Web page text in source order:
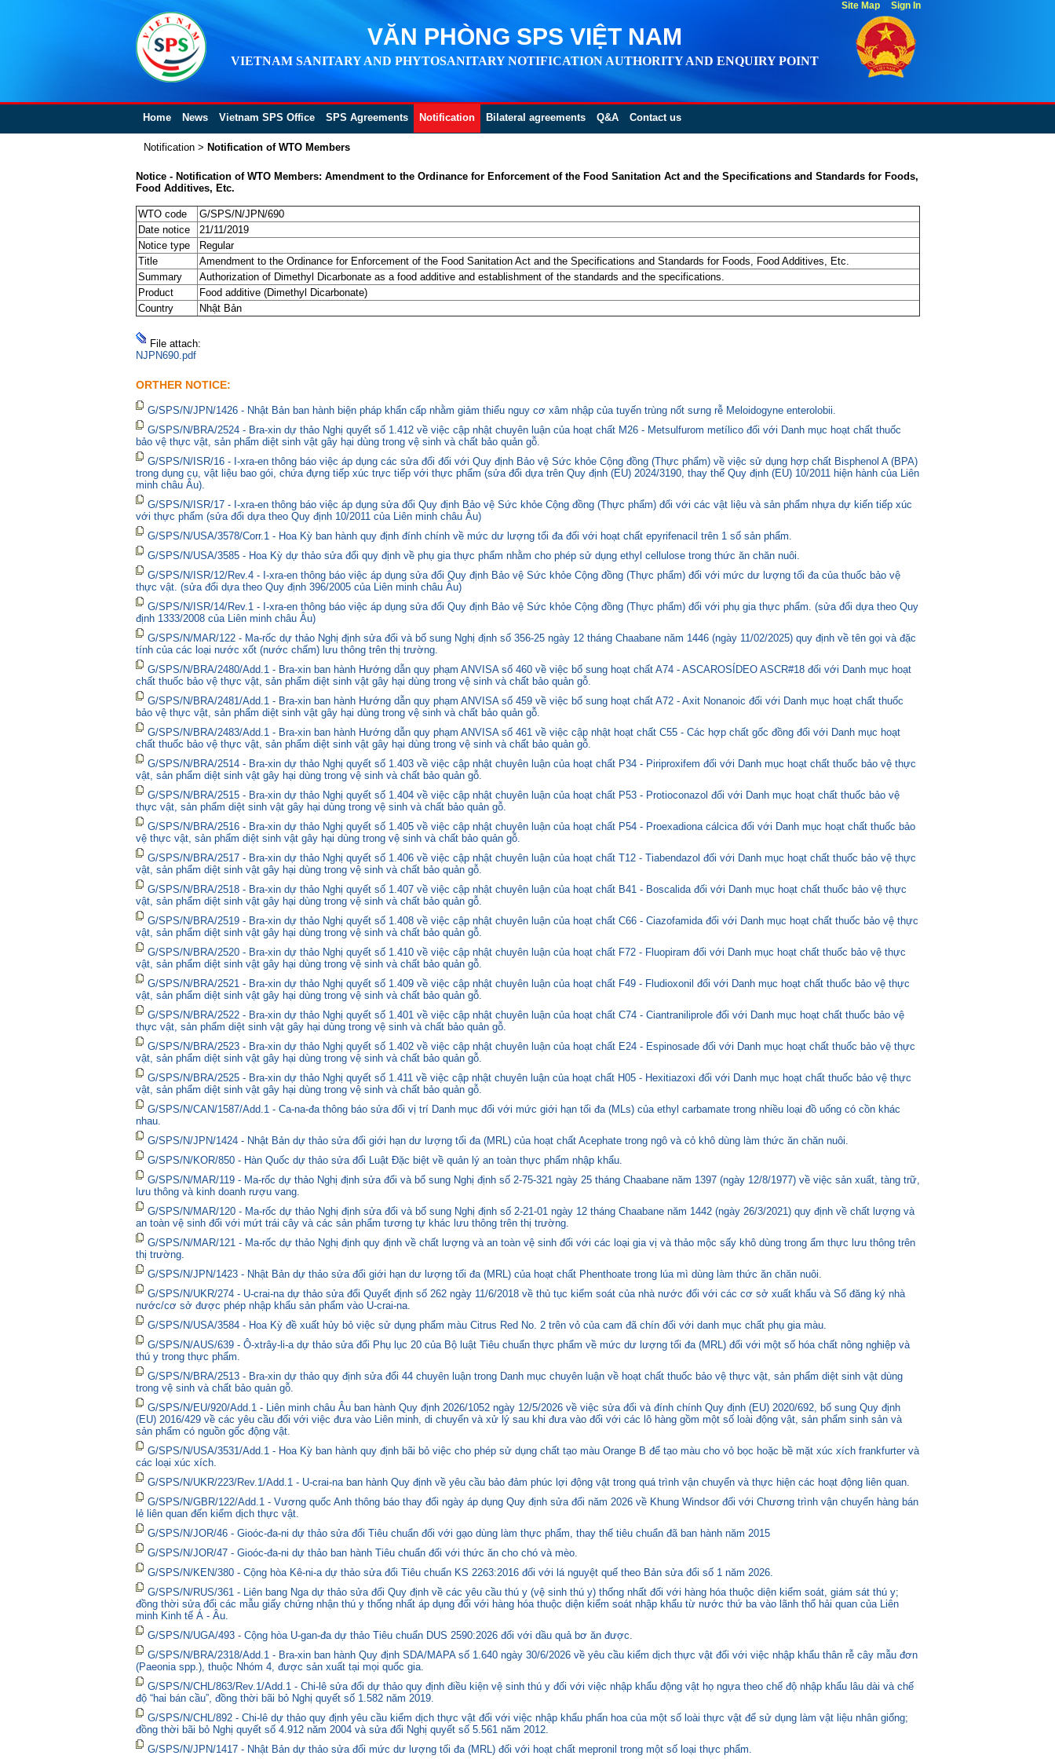
VĂN PHÒNG SPS VIỆT NAM
VIETNAM SANITARY AND PHYTOSANITARY NOTIFICATION AUTHORITY AND ENQUIRY POINT
Home News Vietnam SPS Office SPS Agreements Notification Bilateral agreements Q&A Contact us
Notification> Notification of WTO Members
Notice - Notification of WTO Members: Amendment to the Ordinance for Enforcement of the Food Sanitation Act and the Specifications and Standards for Foods,
Food Additives, Etc.
WTO code
G/SPS/N/JPN/690
Date notice
21/11/2019
Notice type
Regular
Title
Amendment to the Ordinance for Enforcement of the Food Sanitation Act and the Specifications and Standards for Foods, Food Additives, Etc.
Summary
Authorization of Dimethyl Dicarbonate as a food additive and establishment of the standards and the specifications.
Product
Food additive (Dimethyl Dicarbonate)
Country
Nhật Bản
File attach:
NJPN690.pdf
ORTHER NOTICE:
G/SPS/N/JPN/1426 - Nhật Bản ban hành biện pháp khẩn cấp nhằm giảm thiểu nguy cơ xâm nhập của tuyến trùng nốt sưng rễ Meloidogyne enterolobii.
G/SPS/N/BRA/2524 - Bra-xin dự thảo Nghị quyết số 1.412 về việc cập nhật chuyên luận của hoạt chất M26 - Metsulfurom metílico đối với Danh mục hoạt chất thuốc
bảo vệ thực vật, sản phẩm diệt sinh vật gây hại dùng trong vệ sinh và chất bảo quản gỗ.
G/SPS/N/ISR/16 - I-xra-en thông báo việc áp dụng các sửa đổi đối với Quy định Bảo vệ Sức khỏe Cộng đồng (Thực phẩm) về việc sử dụng hợp chất Bisphenol A (BPA)
trong dụng cụ, vật liệu bao gói, chứa đựng tiếp xúc trực tiếp với thực phẩm (sửa đổi dựa trên Quy định (EU) 2024/3190, thay thế Quy định (EU) 10/2011 hiện hành của Liên
minh châu Âu).
G/SPS/N/ISR/17 - I-xra-en thông báo việc áp dụng sửa đổi Quy định Bảo vệ Sức khỏe Cộng đồng (Thực phẩm) đối với các vật liệu và sản phẩm nhựa dự kiến tiếp xúc
với thực phẩm (sửa đổi dựa theo Quy định 10/2011 của Liên minh châu Âu)
G/SPS/N/USA/3578/Corr.1 - Hoa Kỳ ban hành quy định đính chính về mức dư lượng tối đa đối với hoạt chất epyrifenacil trên 1 số sản phẩm.
G/SPS/N/USA/3585 - Hoa Kỳ dự thảo sửa đổi quy định về phụ gia thực phẩm nhằm cho phép sử dụng ethyl cellulose trong thức ăn chăn nuôi.
G/SPS/N/ISR/12/Rev.4 - I-xra-en thông báo việc áp dụng sửa đổi Quy định Bảo vệ Sức khỏe Cộng đồng (Thực phẩm) đối với mức dư lượng tối đa của thuốc bảo vệ
thực vật. (sửa đổi dựa theo Quy định 396/2005 của Liên minh châu Âu)
G/SPS/N/ISR/14/Rev.1 - I-xra-en thông báo việc áp dụng sửa đổi Quy định Bảo vệ Sức khỏe Cộng đồng (Thực phẩm) đối với phụ gia thực phẩm. (sửa đổi dựa theo Quy
định 1333/2008 của Liên minh châu Âu)
G/SPS/N/MAR/122 - Ma-rốc dự thảo Nghị định sửa đổi và bổ sung Nghị định số 356-25 ngày 12 tháng Chaabane năm 1446 (ngày 11/02/2025) quy định về tên gọi và đặc
tính của các loại nước xốt (nước chấm) lưu thông trên thị trường.
G/SPS/N/BRA/2480/Add.1 - Bra-xin ban hành Hướng dẫn quy phạm ANVISA số 460 về việc bổ sung hoạt chất A74 - ASCAROSÍDEO ASCR#18 đối với Danh mục hoạt
chất thuốc bảo vệ thực vật, sản phẩm diệt sinh vật gây hại dùng trong vệ sinh và chất bảo quản gỗ.
G/SPS/N/BRA/2481/Add.1 - Bra-xin ban hành Hướng dẫn quy phạm ANVISA số 459 về việc bổ sung hoạt chất A72 - Axit Nonanoic đối với Danh mục hoạt chất thuốc
bảo vệ thực vật, sản phẩm diệt sinh vật gây hại dùng trong vệ sinh và chất bảo quản gỗ.
G/SPS/N/BRA/2483/Add.1 - Bra-xin ban hành Hướng dẫn quy phạm ANVISA số 461 về việc cập nhật hoạt chất C55 - Các hợp chất gốc đồng đối với Danh mục hoạt
chất thuốc bảo vệ thực vật, sản phẩm diệt sinh vật gây hại dùng trong vệ sinh và chất bảo quản gỗ.
G/SPS/N/BRA/2514 - Bra-xin dự thảo Nghị quyết số 1.403 về việc cập nhật chuyên luận của hoạt chất P34 - Piriproxifem đối với Danh mục hoạt chất thuốc bảo vệ thực
vật, sản phẩm diệt sinh vật gây hại dùng trong vệ sinh và chất bảo quản gỗ.
G/SPS/N/BRA/2515 - Bra-xin dự thảo Nghị quyết số 1.404 về việc cập nhật chuyên luận của hoạt chất P53 - Protioconazol đối với Danh mục hoạt chất thuốc bảo vệ
thực vật, sản phẩm diệt sinh vật gây hại dùng trong vệ sinh và chất bảo quản gỗ.
G/SPS/N/BRA/2516 - Bra-xin dự thảo Nghị quyết số 1.405 về việc cập nhật chuyên luận của hoạt chất P54 - Proexadiona cálcica đối với Danh mục hoạt chất thuốc bảo
vệ thực vật, sản phẩm diệt sinh vật gây hại dùng trong vệ sinh và chất bảo quản gỗ.
G/SPS/N/BRA/2517 - Bra-xin dự thảo Nghị quyết số 1.406 về việc cập nhật chuyên luận của hoạt chất T12 - Tiabendazol đối với Danh mục hoạt chất thuốc bảo vệ thực
vật, sản phẩm diệt sinh vật gây hại dùng trong vệ sinh và chất bảo quản gỗ.
G/SPS/N/BRA/2518 - Bra-xin dự thảo Nghị quyết số 1.407 về việc cập nhật chuyên luận của hoạt chất B41 - Boscalida đối với Danh mục hoạt chất thuốc bảo vệ thực
vật, sản phẩm diệt sinh vật gây hại dùng trong vệ sinh và chất bảo quản gỗ.
G/SPS/N/BRA/2519 - Bra-xin dự thảo Nghị quyết số 1.408 về việc cập nhật chuyên luận của hoạt chất C66 - Ciazofamida đối với Danh mục hoạt chất thuốc bảo vệ thực
vật, sản phẩm diệt sinh vật gây hại dùng trong vệ sinh và chất bảo quản gỗ.
G/SPS/N/BRA/2520 - Bra-xin dự thảo Nghị quyết số 1.410 về việc cập nhật chuyên luận của hoạt chất F72 - Fluopiram đối với Danh mục hoạt chất thuốc bảo vệ thực
vật, sản phẩm diệt sinh vật gây hại dùng trong vệ sinh và chất bảo quản gỗ.
G/SPS/N/BRA/2521 - Bra-xin dự thảo Nghị quyết số 1.409 về việc cập nhật chuyên luận của hoạt chất F49 - Fludioxonil đối với Danh mục hoạt chất thuốc bảo vệ thực
vật, sản phẩm diệt sinh vật gây hại dùng trong vệ sinh và chất bảo quản gỗ.
G/SPS/N/BRA/2522 - Bra-xin dự thảo Nghị quyết số 1.401 về việc cập nhật chuyên luận của hoạt chất C74 - Ciantraniliprole đối với Danh mục hoạt chất thuốc bảo vệ
thực vật, sản phẩm diệt sinh vật gây hại dùng trong vệ sinh và chất bảo quản gỗ.
G/SPS/N/BRA/2523 - Bra-xin dự thảo Nghị quyết số 1.402 về việc cập nhật chuyên luận của hoạt chất E24 - Espinosade đối với Danh mục hoạt chất thuốc bảo vệ thực
vật, sản phẩm diệt sinh vật gây hại dùng trong vệ sinh và chất bảo quản gỗ.
G/SPS/N/BRA/2525 - Bra-xin dự thảo Nghị quyết số 1.411 về việc cập nhật chuyên luận của hoạt chất H05 - Hexitiazoxi đối với Danh mục hoạt chất thuốc bảo vệ thực
vật, sản phẩm diệt sinh vật gây hại dùng trong vệ sinh và chất bảo quản gỗ.
G/SPS/N/CAN/1587/Add.1 - Ca-na-đa thông báo sửa đổi vị trí Danh mục đối với mức giới hạn tối đa (MLs) của ethyl carbamate trong nhiều loại đồ uống có cồn khác
nhau.
G/SPS/N/JPN/1424 - Nhật Bản dự thảo sửa đổi giới hạn dư lượng tối đa (MRL) của hoạt chất Acephate trong ngô và cỏ khô dùng làm thức ăn chăn nuôi.
G/SPS/N/KOR/850 - Hàn Quốc dự thảo sửa đổi Luật Đặc biệt về quản lý an toàn thực phẩm nhập khẩu.
G/SPS/N/MAR/119 - Ma-rốc dự thảo Nghị định sửa đổi và bổ sung Nghị định số 2-75-321 ngày 25 tháng Chaabane năm 1397 (ngày 12/8/1977) về việc sản xuất, tàng trữ,
lưu thông và kinh doanh rượu vang.
G/SPS/N/MAR/120 - Ma-rốc dự thảo Nghị định sửa đổi và bổ sung Nghị định số 2-21-01 ngày 12 tháng Chaabane năm 1442 (ngày 26/3/2021) quy định về chất lượng và
an toàn vệ sinh đối với mứt trái cây và các sản phẩm tương tự khác lưu thông trên thị trường.
G/SPS/N/MAR/121 - Ma-rốc dự thảo Nghị định quy định về chất lượng và an toàn vệ sinh đối với các loại gia vị và thảo mộc sấy khô dùng trong ẩm thực lưu thông trên
thị trường.
G/SPS/N/JPN/1423 - Nhật Bản dự thảo sửa đổi giới hạn dư lượng tối đa (MRL) của hoạt chất Phenthoate trong lúa mì dùng làm thức ăn chăn nuôi.
G/SPS/N/UKR/274 - U-crai-na dự thảo sửa đổi Quyết định số 262 ngày 11/6/2018 về thủ tục kiểm soát của nhà nước đối với các cơ sở xuất khẩu và Sổ đăng ký nhà
nước/cơ sở được phép nhập khẩu sản phẩm vào U-crai-na.
G/SPS/N/USA/3584 - Hoa Kỳ đề xuất hủy bỏ việc sử dụng phẩm màu Citrus Red No. 2 trên vỏ của cam đã chín đối với danh mục chất phụ gia màu.
G/SPS/N/AUS/639 - Ô-xtrây-li-a dự thảo sửa đổi Phụ lục 20 của Bộ luật Tiêu chuẩn thực phẩm về mức dư lượng tối đa (MRL) đối với một số hóa chất nông nghiệp và
thú y trong thực phẩm.
G/SPS/N/BRA/2513 - Bra-xin dự thảo quy định sửa đổi 44 chuyên luận trong Danh mục chuyên luận về hoạt chất thuốc bảo vệ thực vật, sản phẩm diệt sinh vật dùng
trong vệ sinh và chất bảo quản gỗ.
G/SPS/N/EU/920/Add.1 - Liên minh châu Âu ban hành Quy định 2026/1052 ngày 12/5/2026 về việc sửa đổi và đính chính Quy định (EU) 2020/692, bổ sung Quy định
(EU) 2016/429 về các yêu cầu đối với việc đưa vào Liên minh, di chuyển và xử lý sau khi đưa vào đối với các lô hàng gồm một số loài động vật, sản phẩm sinh sản và
sản phẩm có nguồn gốc động vật.
G/SPS/N/USA/3531/Add.1 - Hoa Kỳ ban hành quy định bãi bỏ việc cho phép sử dụng chất tạo màu Orange B để tạo màu cho vỏ bọc hoặc bề mặt xúc xích frankfurter và
các loại xúc xích.
G/SPS/N/UKR/223/Rev.1/Add.1 - U-crai-na ban hành Quy định về yêu cầu bảo đảm phúc lợi động vật trong quá trình vận chuyển và thực hiện các hoạt động liên quan.
G/SPS/N/GBR/122/Add.1 - Vương quốc Anh thông báo thay đổi ngày áp dụng Quy định sửa đổi năm 2026 về Khung Windsor đối với Chương trình vận chuyển hàng bán
lẻ liên quan đến kiểm dịch thực vật.
G/SPS/N/JOR/46 - Gioóc-đa-ni dự thảo sửa đổi Tiêu chuẩn đối với gạo dùng làm thực phẩm, thay thế tiêu chuẩn đã ban hành năm 2015
G/SPS/N/JOR/47 - Gioóc-đa-ni dự thảo ban hành Tiêu chuẩn đối với thức ăn cho chó và mèo.
G/SPS/N/KEN/380 - Cộng hòa Kê-ni-a dự thảo sửa đổi Tiêu chuẩn KS 2263:2016 đối với lá nguyệt quế theo Bản sửa đổi số 1 năm 2026.
G/SPS/N/RUS/361 - Liên bang Nga dự thảo sửa đổi Quy định về các yêu cầu thú y (vệ sinh thú y) thống nhất đối với hàng hóa thuộc diện kiểm soát, giám sát thú y;
đồng thời sửa đổi các mẫu giấy chứng nhận thú y thống nhất áp dụng đối với hàng hóa thuộc diện kiểm soát nhập khẩu từ nước thứ ba vào lãnh thổ hải quan của Liên
minh Kinh tế Á - Âu.
G/SPS/N/UGA/493 - Cộng hòa U-gan-đa dự thảo Tiêu chuẩn DUS 2590:2026 đối với dầu quả bơ ăn được.
G/SPS/N/BRA/2318/Add.1 - Bra-xin ban hành Quy định SDA/MAPA số 1.640 ngày 30/6/2026 về yêu cầu kiểm dịch thực vật đối với việc nhập khẩu thân rễ cây mẫu đơn
(Paeonia spp.), thuộc Nhóm 4, được sản xuất tại mọi quốc gia.
G/SPS/N/CHL/863/Rev.1/Add.1 - Chi-lê sửa đổi dự thảo quy định điều kiện vệ sinh thú y đối với việc nhập khẩu động vật họ ngựa theo chế độ nhập khẩu lâu dài và chế
độ “hai bán cầu”, đồng thời bãi bỏ Nghị quyết số 1.582 năm 2019.
G/SPS/N/CHL/892 - Chi-lê dự thảo quy định yêu cầu kiểm dịch thực vật đối với việc nhập khẩu phấn hoa của một số loài thực vật để sử dụng làm vật liệu nhân giống;
đồng thời bãi bỏ Nghị quyết số 4.912 năm 2004 và sửa đổi Nghị quyết số 5.561 năm 2012.
G/SPS/N/JPN/1417 - Nhật Bản dự thảo sửa đổi mức dư lượng tối đa (MRL) đối với hoạt chất mepronil trong một số loại thực phẩm.
Site Map Sign In